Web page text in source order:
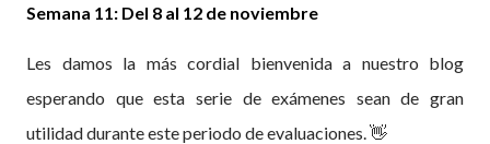
Semana 11: Del 8 al 12 de noviembre
Les damos la más cordial bienvenida a nuestro blog
esperando que esta serie de exámenes sean de gran
utilidad durante este periodo de evaluaciones. 👋